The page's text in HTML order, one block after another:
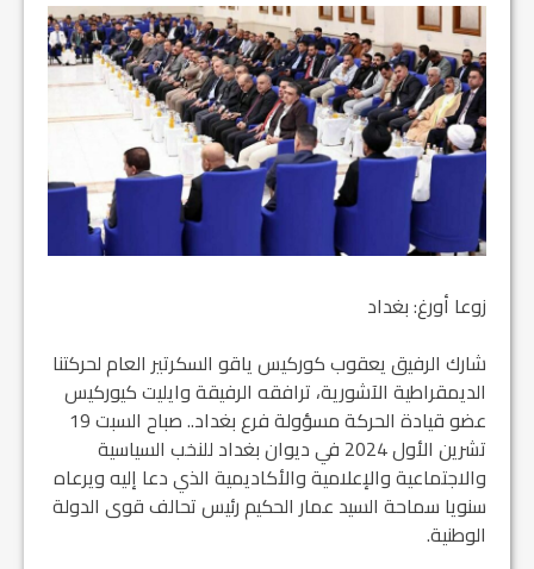
زوعا أورغ: بغداد
شارك الرفيق يعقوب كوركيس ياقو السكرتير العام لحركتنا
الديمقراطية الآشورية، ترافقه الرفيقة وايليت كيوركيس
عضو قيادة الحركة مسؤولة فرع بغداد.. صباح السبت 19
تشرين الأول 2024 في ديوان بغداد للنخب السياسية
والاجتماعية والإعلامية والأكاديمية الذي دعا إليه ويرعاه
سنويا سماحة السيد عمار الحكيم رئيس تحالف قوى الدولة
الوطنية.